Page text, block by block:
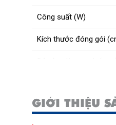
Công suất (W)
Kích thước đóng gói
Độ rộng cần gạt (mm)
GIỚI THIỆU